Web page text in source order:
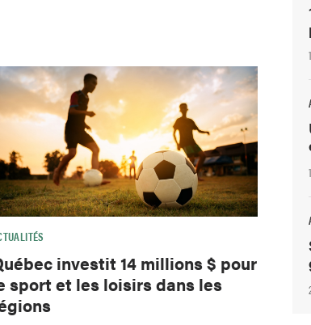
investit 14 millions $ pour
sport et les loisirs dans les